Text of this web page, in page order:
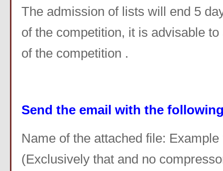
The admission of lists will end 5
of the competition, it is advisable
of the competition .
Send the email with the
Name of the attached file: Example
(Exclusively that and no